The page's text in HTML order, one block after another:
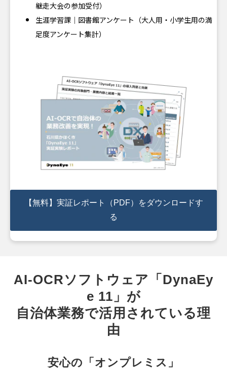
継走大会の参加受付）
生涯学習課｜図書館アンケート（大人用・小学生用の満
足度アンケート集計）
【無料】実証レポート（PDF）をダウンロードす
る
AI-OCRソフトウェア「DynaEy
e 11」が
自治体業務で活用されている理
由
安心の「オンプレミス」